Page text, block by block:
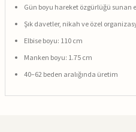
Gün boyu hareket özgürlüğü sunan
Şık davetler, nikah ve özel
Elbise boyu: 110 cm
Manken boyu: 1.75 cm
40–62 beden aralığında üretim